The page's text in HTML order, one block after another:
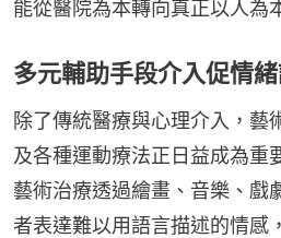
能從醫院為本轉向真正以人為
多元輔助手段介入促情
除了傳統醫療與心理介入，藝
及各種運動療法正日益成為重
藝術治療透過繪畫、音樂、戲
者表達難以用語言描述的情感